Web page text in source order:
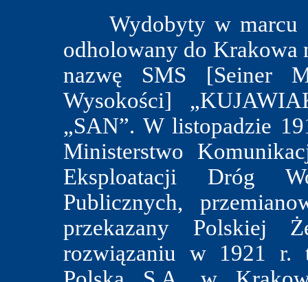
Wydobyty w marcu
odholowany do Krakowa
nazwę SMS [Seiner
Wysokości]
„SAN”. W listopadzie
Ministerstwo
Eksploatacji Dróg
Publicznych,
przekazany Polskiej
rozwiązaniu w 1921 r.